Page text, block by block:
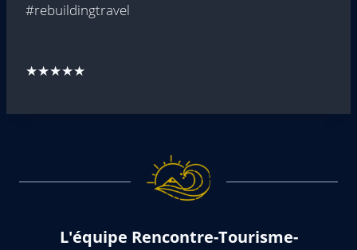
#rebuildingtravel
★★★★★
L'équipe Rencontre-Tourisme-